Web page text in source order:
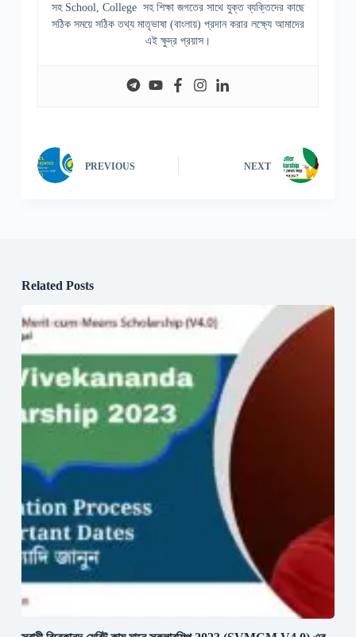
সহ School, College সহ শিক্ষা জগতের সাথে যুক্ত ব্যক্তিদের কাছে
সঠিক সময়ে সঠিক তথ্য মাতৃভাষা (বাংলায়) প্রদান করার লক্ষ্যে আমাদের
এই ক্ষুদ্র প্রয়াস।
PREVIOUS NEXT
Related Posts